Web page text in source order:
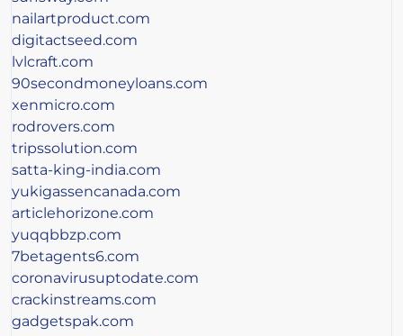
nailartproduct.com
digitactseed.com
lvlcraft.com
90secondmoneyloans.com
xenmicro.com
rodrovers.com
tripssolution.com
satta-king-india.com
yukigassencanada.com
articlehorizone.com
yuqqbbzp.com
7betagents6.com
coronavirusuptodate.com
crackinstreams.com
gadgetspak.com